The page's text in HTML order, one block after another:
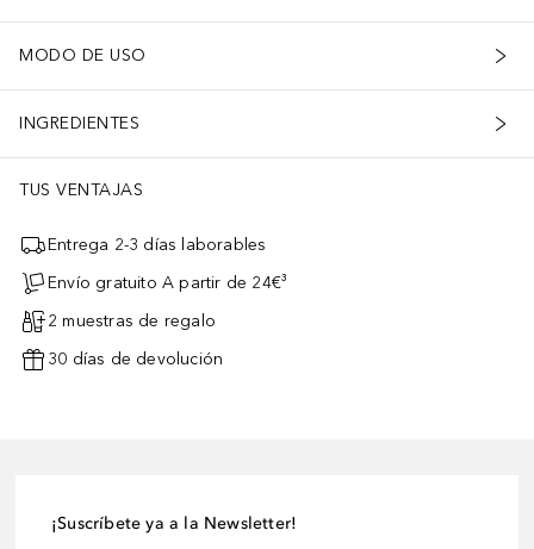
MODO DE USO
INGREDIENTES
TUS VENTAJAS
Entrega 2-3 días laborables
Envío gratuito A partir de 24€³
2 muestras de regalo
30 días de devolución
¡Suscríbete ya a la Newsletter!